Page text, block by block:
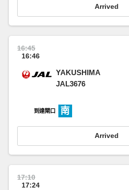
Arrived
16:45
16:46
YAKUSHIMA
JAL3676
到達閘口 南
Arrived
17:10
17:24